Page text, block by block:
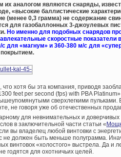
их аналогом являются снаряды,
«высокие баллистические
(менее 0,3 грамма) не содержание
для газобаллонных 3-джоулевых
Но именно для подобных снарядов
скоростные показатели
для «магнум» и 360-380 м/с для
хотя бы эта компания, приводя
feet per second (fps) with PBA
сверхлегкими пульками.
не говоря уже об отечественных
для невнимательных и
в заключительной части статьи «
вы владелец любой винтовки с
не должен быть меньше полуграмма.
винтовок «холостого» выстрела. Да и
годятся для охотничьих целей.